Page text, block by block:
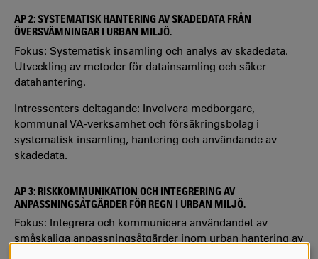
AP 2: SYSTEMATISK HANTERING AV SKADEDATA FRÅN
ÖVERSVÄMNINGAR I URBAN MILJÖ.
Fokus: Systematisk insamling och analys av skadedata.
Utveckling av metoder för datainsamling och säker
datahantering.
Intressenters deltagande: Involvera medborgare,
kommunal VA-verksamhet och försäkringsbolag i
systematisk insamling, hantering och användande av
skadedata.
AP 3: RISKKOMMUNIKATION OCH INTEGRERING AV
ANPASSNINGSÅTGÄRDER FÖR REGN I URBAN MILJÖ.
Fokus: Integrera och kommunicera användandet av
småskaliga anpassningsåtgärder inom urban hantering av